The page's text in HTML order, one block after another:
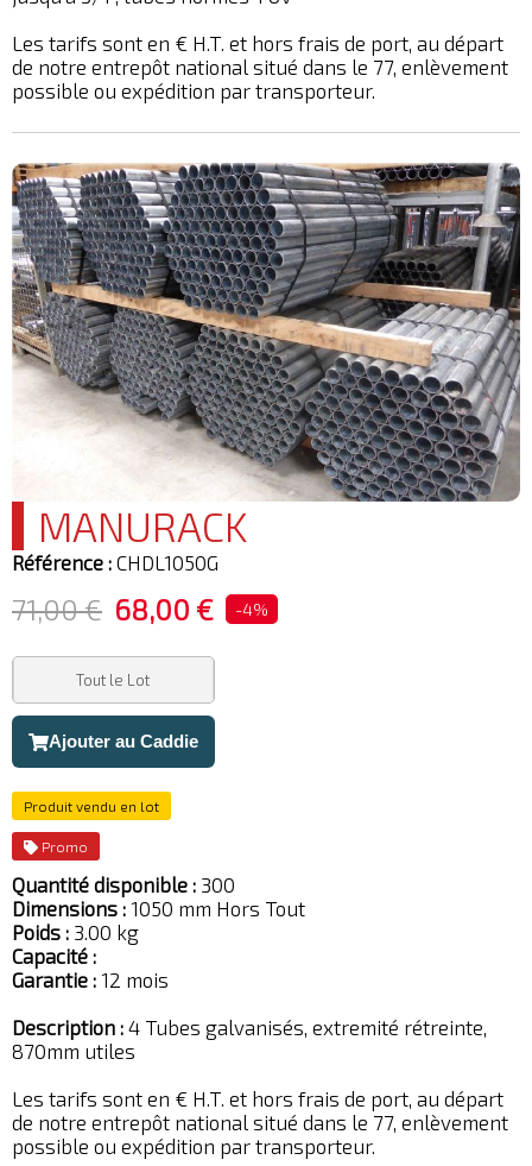
Les tarifs sont en € H.T. et hors frais de port, au départ
de notre entrepôt national situé dans le 77, enlèvement
possible ou expédition par transporteur.
MANURACK
Référence : CHDL1050G
71,00 € 68,00 € -4%
Tout le Lot
Ajouter au Caddie
Produit vendu en lot
Promo
Quantité disponible : 300
Dimensions : 1050 mm Hors Tout
Poids : 3.00 kg
Capacité :
Garantie : 12 mois
Description : 4 Tubes galvanisés, extremité rétreinte,
870mm utiles
Les tarifs sont en € H.T. et hors frais de port, au départ
de notre entrepôt national situé dans le 77, enlèvement
possible ou expédition par transporteur.